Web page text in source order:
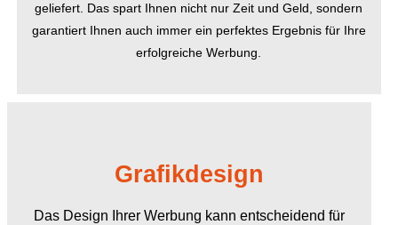
geliefert. Das spart Ihnen nicht nur Zeit und Geld, sondern
garantiert Ihnen auch immer ein perfektes Ergebnis für Ihre
erfolgreiche Werbung.
Grafikdesign
Das Design Ihrer Werbung kann entscheidend für